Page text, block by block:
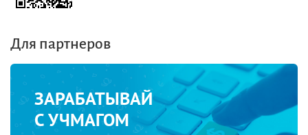
Для партнеров
ЗАРАБАТЫВАЙ
С УЧМАГОМ